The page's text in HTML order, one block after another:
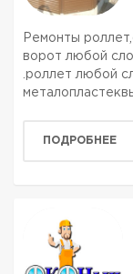
Ремонты
ворот любой
.роллет любой
ПОДРОБНЕЕ